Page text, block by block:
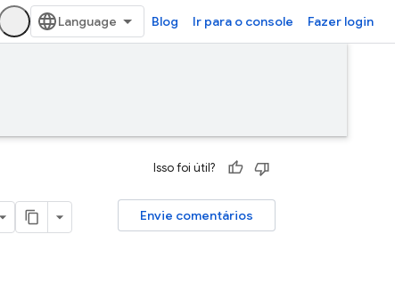
Blog Ir para o console Fazer login
Isso foi útil?
Envie comentários